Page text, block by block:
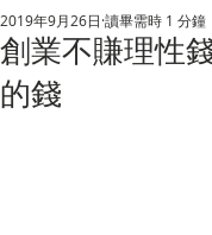
創業不賺理性
的錢
2019年9月26日 讀畢需時 1 分鐘